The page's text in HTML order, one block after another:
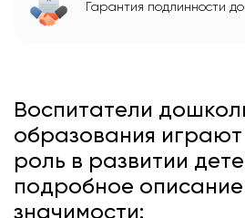
Гарантия подлинности
Воспитатели
образования
роль в развитии
подробное
значимости: